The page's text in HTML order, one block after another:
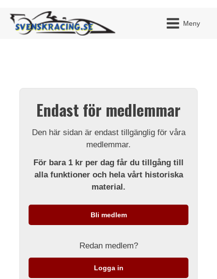
Meny
Endast för medlemmar
Den här sidan är endast tillgänglig för våra
medlemmar.
För bara 1 kr per dag får du tillgång till
alla funktioner och hela vårt historiska
material.
Bli medlem
Redan medlem?
Logga in